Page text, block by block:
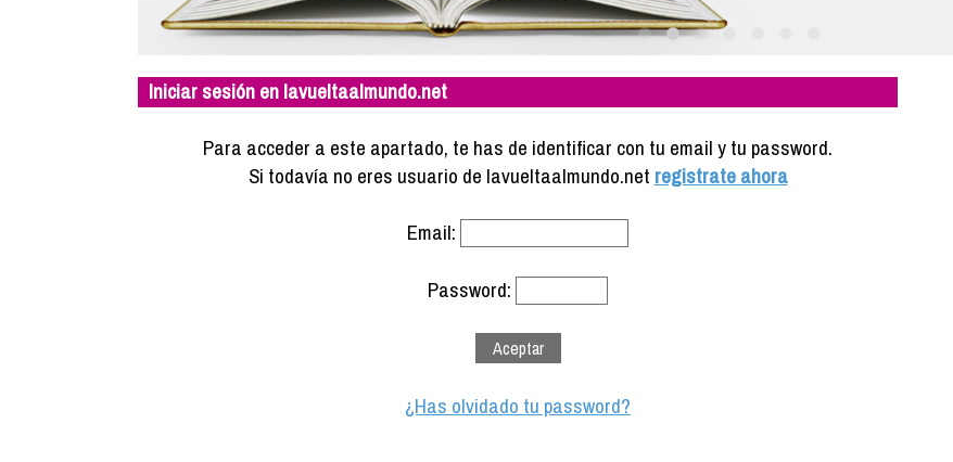
Iniciar sesión en lavueltaalmundo.net
Para acceder a este apartado, te has de identificar con tu email y tu password.
Si todavía no eres usuario de lavueltaalmundo.net registrate ahora
Email:
Password:
¿Has olvidado tu password?